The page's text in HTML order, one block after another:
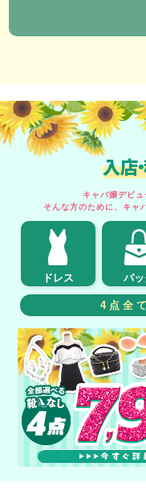
入店
キャバ嬢デビ
そんな方のために、キャ
ドレス バ
4点全